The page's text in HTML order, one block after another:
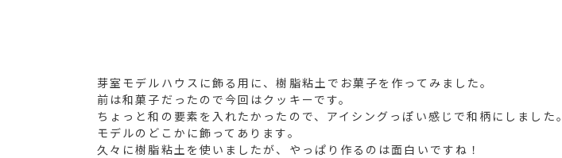
芽室モデルハウスに飾る用に、樹脂粘土でお菓子を作ってみました。
前は和菓子だったので今回はクッキーです。
ちょっと和の要素を入れたかったので、アイシングっぽい感じで和柄にしました。
モデルのどこかに飾ってあります。
久々に樹脂粘土を使いましたが、やっぱり作るのは面白いですね！